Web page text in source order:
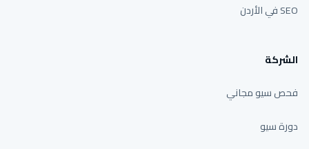
SEO في الأردن
الشركة
فحص سيو مجاني
دورة سيو